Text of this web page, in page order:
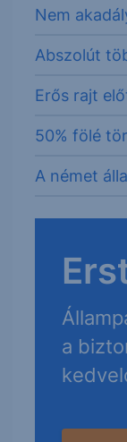
Nem
Abszolút
Erős rajt
50% fölé
A német
a